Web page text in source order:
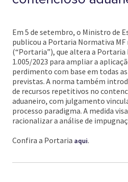
Em 5 de setembro, o Ministro de
publicou a Portaria Normativa MF
(“Portaria”), que altera a Portaria
1.005/2023 para ampliar a
perdimento com base em todas
previstas. A norma também
de recursos repetitivos no
aduaneiro, com julgamento
processo paradigma. A medida
racionalizar a análise de
Confira a Portaria aqui.